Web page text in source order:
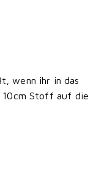
wenn ihr in das
Stoff auf die